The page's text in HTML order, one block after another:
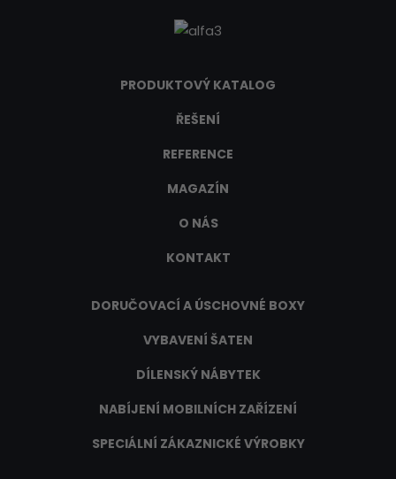
PRODUKTOVÝ KATALOG
ŘEŠENÍ
REFERENCE
MAGAZÍN
O NÁS
KONTAKT
DORUČOVACÍ A ÚSCHOVNÉ BOXY
VYBAVENÍ ŠATEN
DÍLENSKÝ NÁBYTEK
NABÍJENÍ MOBILNÍCH ZAŘÍZENÍ
SPECIÁLNÍ ZÁKAZNICKÉ VÝROBKY